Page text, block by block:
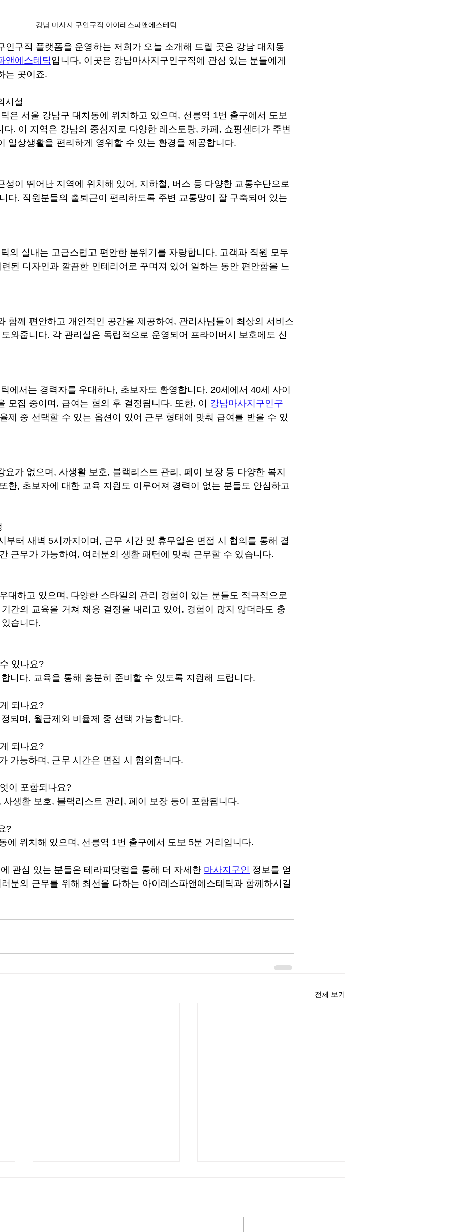
강남 마사지 구인구직 아이레스파앤에스테틱
인구직 플랫폼을 운영하는 저희가 오늘 소개해 드릴 곳은 강남 대치동
앤에스테틱입니다. 이곳은 강남마사지구인구직에 관심 있는 분들에게
는 곳이죠.
시설
은 서울 강남구 대치동에 위치하고 있으며, 선릉역 1번 출구에서 도보
다. 이 지역은 강남의 중심지로 다양한 레스토랑, 카페, 쇼핑센터가 주변
일상생활을 편리하게 영위할 수 있는 환경을 제공합니다.
성이 뛰어난 지역에 위치해 있어, 지하철, 버스 등 다양한 교통수단으로
다. 직원분들의 출퇴근이 편리하도록 주변 교통망이 잘 구축되어 있는
의 실내는 고급스럽고 편안한 분위기를 자랑합니다. 고객과 직원 모두
된 디자인과 깔끔한 인테리어로 꾸며져 있어 일하는 동안 편안함을 느
함께 편안하고 개인적인 공간을 제공하여, 관리사님들이 최상의 서비스
와줍니다. 각 관리실은 독립적으로 운영되어 프라이버시 보호에도 신
에서는 경력자를 우대하나, 초보자도 환영합니다. 20세에서 40세 사이
모집 중이며, 급여는 협의 후 결정됩니다. 또한, 이 강남마사지구인구
제 중 선택할 수 있는 옵션이 있어 근무 형태에 맞춰 급여를 받을 수 있
요가 없으며, 사생활 보호, 블랙리스트 관리, 페이 보장 등 다양한 복지
한, 초보자에 대한 교육 지원도 이루어져 경력이 없는 분들도 안심하고
부터 새벽 5시까지이며, 근무 시간 및 휴무일은 면접 시 협의를 통해 결
근무가 가능하여, 여러분의 생활 패턴에 맞춰 근무할 수 있습니다.
대하고 있으며, 다양한 스타일의 관리 경험이 있는 분들도 적극적으로
간의 교육을 거쳐 채용 결정을 내리고 있어, 경험이 많지 않더라도 충
습니다.
있나요?
니다. 교육을 통해 충분히 준비할 수 있도록 지원해 드립니다.
되나요?
되며, 월급제와 비율제 중 선택 가능합니다.
되나요?
가능하며, 근무 시간은 면접 시 협의합니다.
이 포함되나요?
생활 보호, 블랙리스트 관리, 페이 보장 등이 포함됩니다.
?
에 위치해 있으며, 선릉역 1번 출구에서 도보 5분 거리입니다.
관심 있는 분들은 테라피닷컴을 통해 더 자세한 마사지구인 정보를 얻
분의 근무를 위해 최선을 다하는 아이레스파앤에스테틱과 함께하시길
전체 보기